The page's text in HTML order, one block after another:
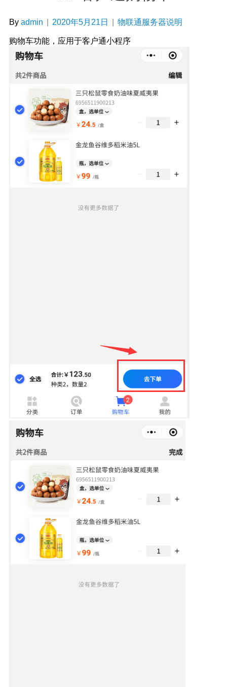
By admin 2020年5月21日 物联通服务器说明
购物车功能，应用于客户通小程序